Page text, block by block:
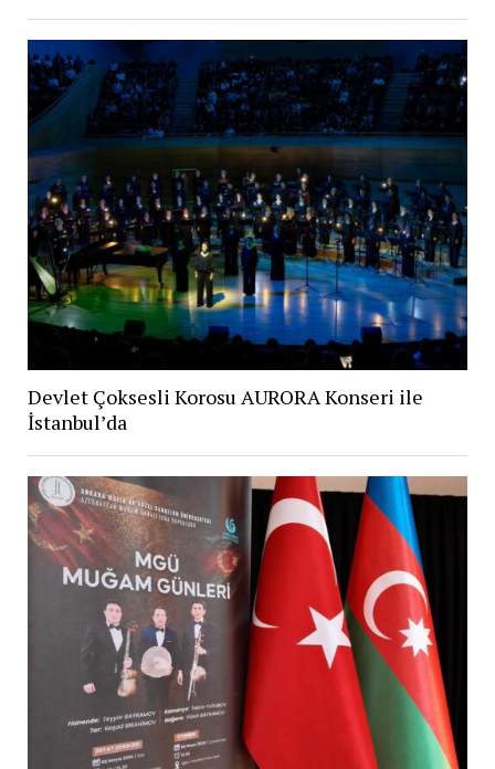
Devlet Çoksesli Korosu AURORA Konseri ile
İstanbul’da